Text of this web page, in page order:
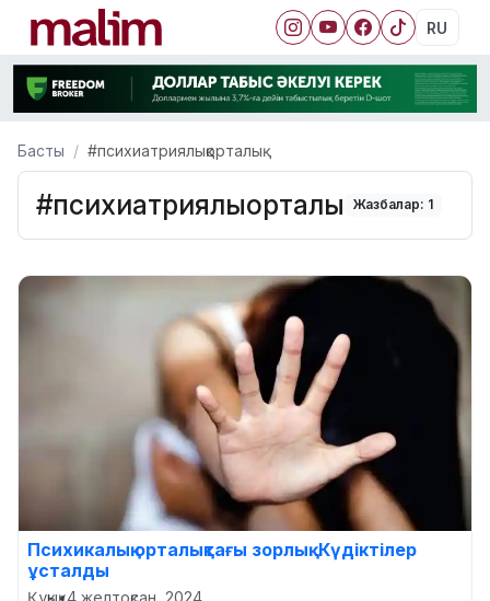
RU
Басты #психиатриялықорталық
#психиатриялықорталық Жазбалар: 1
Психикалық орталықтағы зорлық. Күдіктілер
ұсталды
Құқық•4 желтоқсан, 2024